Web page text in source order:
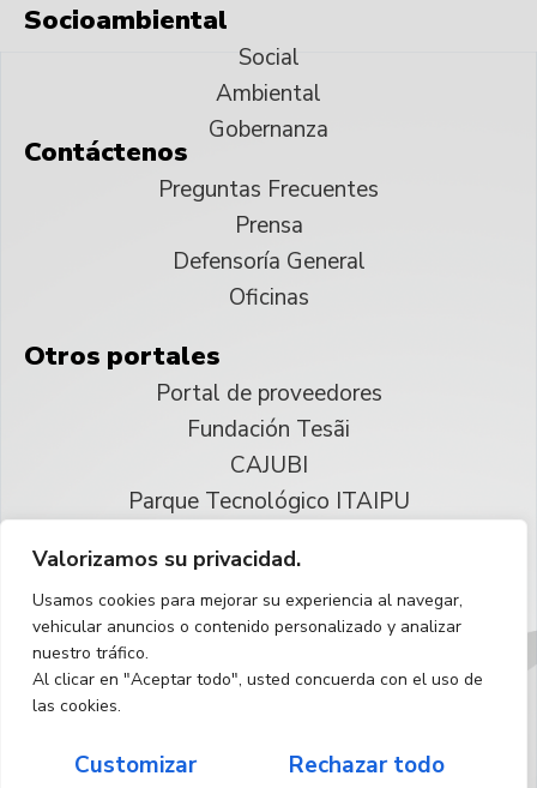
Valorizamos su privacidad.
Usamos cookies para mejorar su experiencia al navegar,
vehicular anuncios o contenido personalizado y analizar
nuestro tráfico.
Al clicar en "Aceptar todo", usted concuerda con el uso de
las cookies.
Customizar Rechazar todo
Socioambiental
Social
Ambiental
Gobernanza
Contáctenos
Preguntas Frecuentes
Prensa
Defensoría General
Oficinas
Otros portales
Portal de proveedores
Fundación Tesãi
CAJUBI
Parque Tecnológico ITAIPU
Reservados todos los derechos
Español